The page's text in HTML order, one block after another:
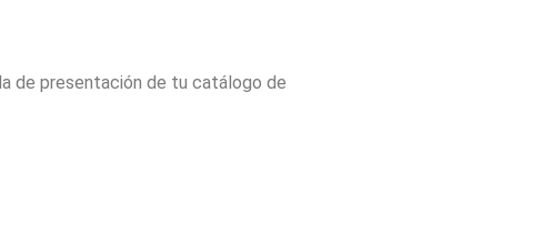
de presentación de tu catálogo de